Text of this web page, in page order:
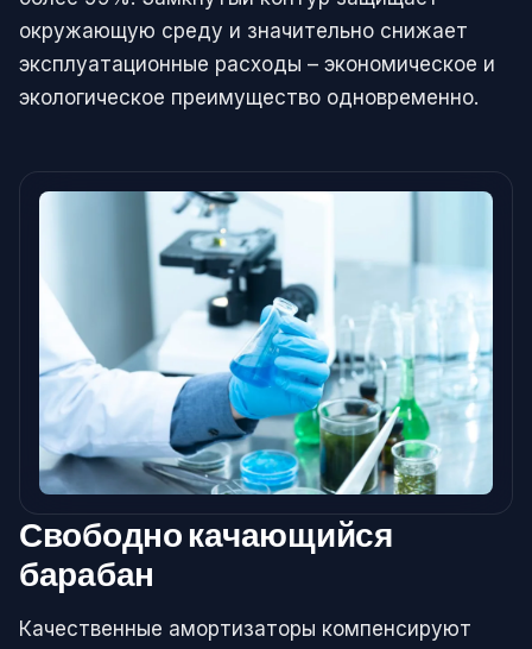
окружающую среду и значительно снижает
эксплуатационные расходы – экономическое и
экологическое преимущество одновременно.
Свободно качающийся
барабан
Качественные амортизаторы компенсируют